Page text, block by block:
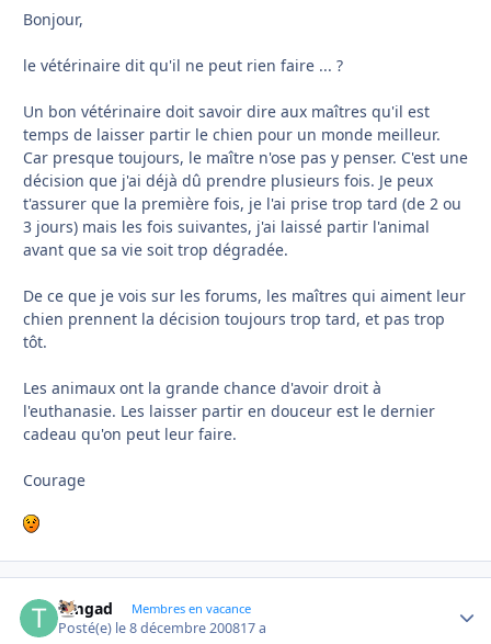
Bonjour,
le vétérinaire dit qu'il ne peut rien faire ... ?
Un bon vétérinaire doit savoir dire aux maîtres qu'il est
temps de laisser partir le chien pour un monde meilleur.
Car presque toujours, le maître n'ose pas y penser. C'est une
décision que j'ai déjà dû prendre plusieurs fois. Je peux
t'assurer que la première fois, je l'ai prise trop tard (de 2 ou
3 jours) mais les fois suivantes, j'ai laissé partir l'animal
avant que sa vie soit trop dégradée.
De ce que je vois sur les forums, les maîtres qui aiment leur
chien prennent la décision toujours trop tard, et pas trop
tôt.
Les animaux ont la grande chance d'avoir droit à
l'euthanasie. Les laisser partir en douceur est le dernier
cadeau qu'on peut leur faire.
Courage
timgad Membres en vacance
Posté(e) le 8 décembre 200817 a